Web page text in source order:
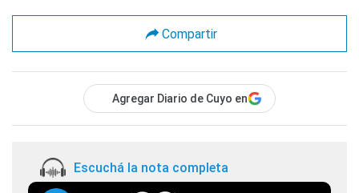
Compartir
Agregar Diario de Cuyo en
Escuchá la nota completa